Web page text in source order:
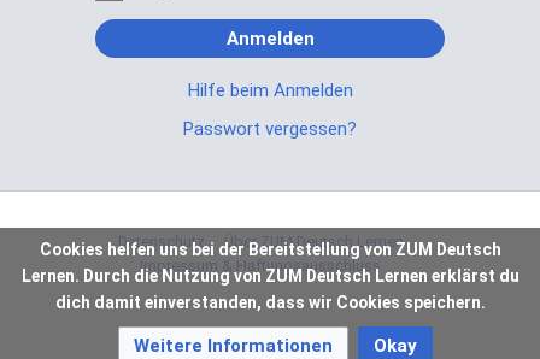
Anmelden
Hilfe beim Anmelden
Passwort vergessen?
Datenschutz
Über ZUM Deutsch Lernen
Impressum & Haftungsausschluss
Cookies helfen uns bei der Bereitstellung von ZUM Deutsch
Lernen. Durch die Nutzung von ZUM Deutsch Lernen erklärst du
dich damit einverstanden, dass wir Cookies speichern.
Weitere Informationen Okay